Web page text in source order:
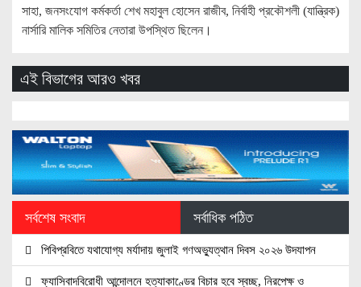
সাহা, জনসংযোগ কর্মকর্তা শেখ মহাবুল হোসেন রাজীব, নির্বাহী প্রকৌশলী (যান্ত্রিক)
নার্সারি মালিক সমিতির নেতারা উপস্থিত ছিলেন।
এই বিভাগের আরও খবর
সর্বশেষ সংবাদ সর্বাধিক পঠিত
পিবিপ্রবিতে যথাযোগ্য মর্যাদায় জুলাই গণঅভ্যুত্থান দিবস ২০২৬ উদযাপন
ফ্যাসিবাদবিরোধী আন্দোলনে হত্যাকাণ্ডের বিচার হবে স্বচ্ছ, নিরপেক্ষ ও